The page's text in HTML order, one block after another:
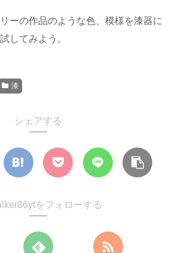
ーの作品のような色、模様を漆器に
してみよう。
漆
シェアする
をフォローする